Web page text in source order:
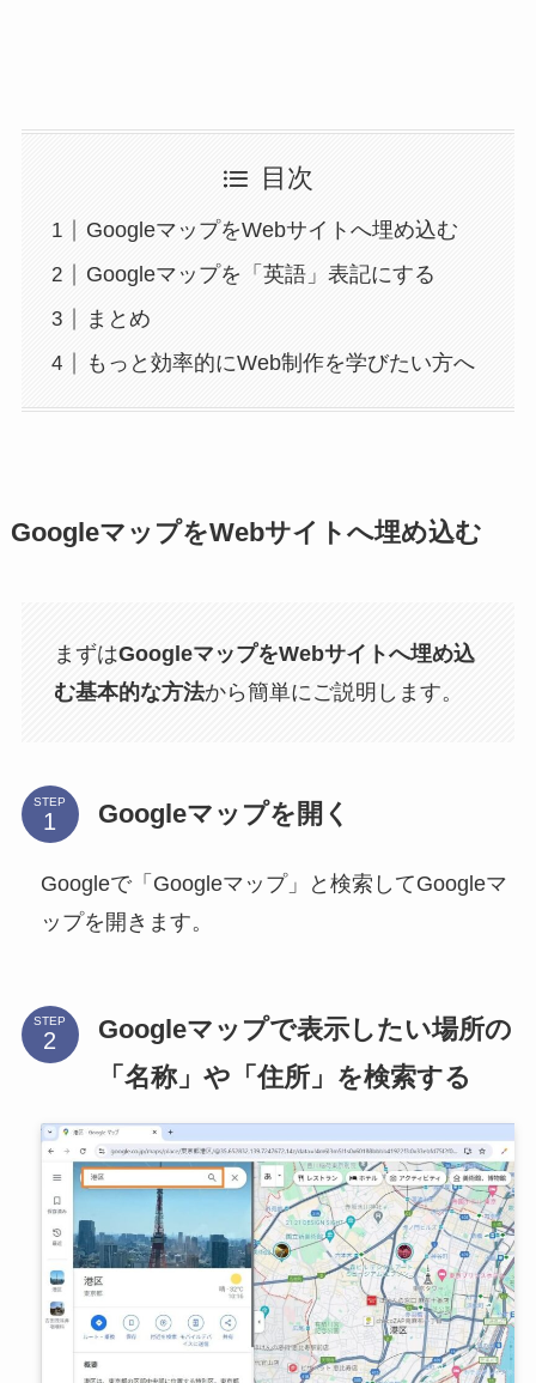
目次
GoogleマップをWebサイトへ埋め込む
Googleマップを「英語」表記にする
まとめ
もっと効率的にWeb制作を学びたい方へ
GoogleマップをWebサイトへ埋め込む
まずはGoogleマップをWebサイトへ埋め込
む基本的な方法から簡単にご説明します。
STEP Googleマップを開く
Googleで「Googleマップ」と検索してGoogleマ
ップを開きます。
STEP
Googleマップで表示したい場所の
「名称」や「住所」を検索する